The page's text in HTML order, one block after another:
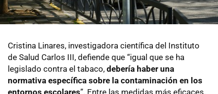
Cristina Linares, investigadora científica del Instituto
de Salud Carlos III, defiende que “igual que se ha
legislado contra el tabaco, debería haber una
normativa específica sobre la contaminación en los
entornos escolares”. Entre las medidas más eficaces,